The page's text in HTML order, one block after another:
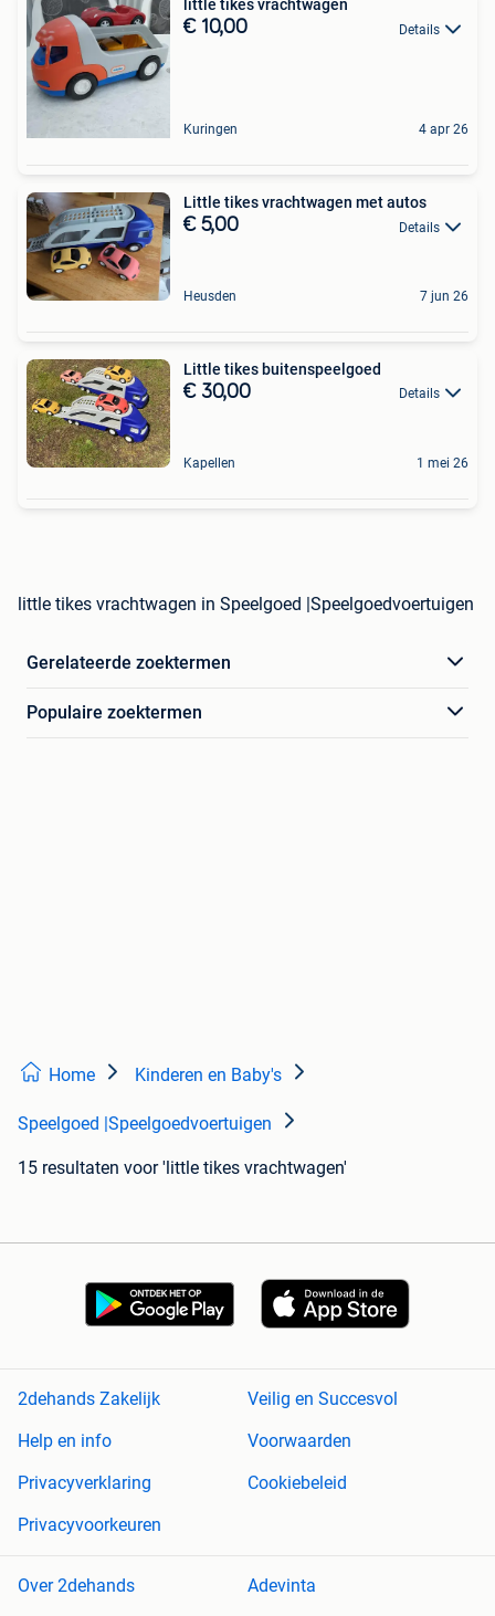
little tikes vrachtwagen
€ 10,00 Details
Kuringen 4 apr 26
Little tikes vrachtwagen met autos
€ 5,00 Details
Heusden 7 jun 26
Little tikes buitenspeelgoed
€ 30,00 Details
Kapellen 1 mei 26
little tikes vrachtwagen in Speelgoed |Speelgoedvoertuigen
Gerelateerde zoektermen
Populaire zoektermen
Home Kinderen en Baby's
Speelgoed |Speelgoedvoertuigen
15 resultaten voor 'little tikes vrachtwagen'
2dehands Zakelijk
Veilig en Succesvol
Help en info
Voorwaarden
Privacyverklaring
Cookiebeleid
Privacyvoorkeuren
Over 2dehands Adevinta